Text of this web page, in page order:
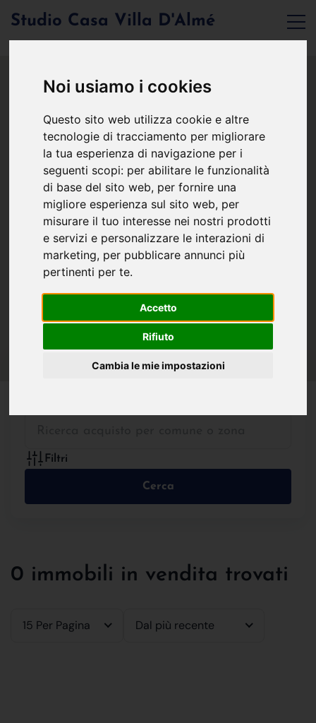
Noi usiamo i cookies
Questo sito web utilizza cookie e altre
tecnologie di tracciamento per migliorare
la tua esperienza di navigazione per i
seguenti scopi: per abilitare le funzionalità
di base del sito web, per fornire una
migliore esperienza sul sito web, per
misurare il tuo interesse nei nostri prodotti
e servizi e personalizzare le interazioni di
marketing, per pubblicare annunci più
pertinenti per te.
Accetto
Rifiuto
Cambia le mie impostazioni
Studio Casa Villa D'Almé
Filtri
Cerca
0 immobili in vendita trovati
15 Per Pagina Dal più recente